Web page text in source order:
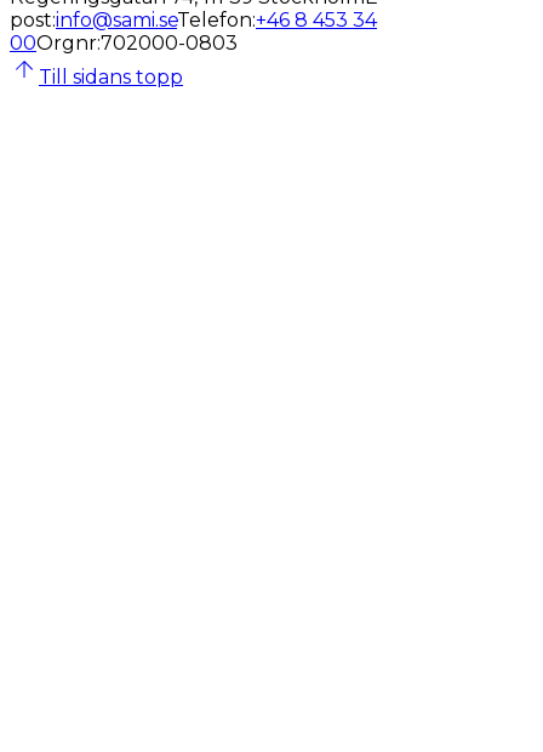
post:info@sami.seTelefon:+46 8 453 34
00Orgnr:702000-0803
Till sidans topp